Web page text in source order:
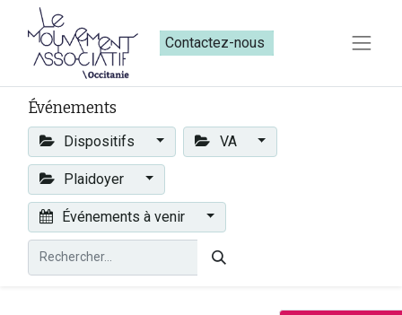
Contactez-nous​​
Événements
Dispositifs VA
Plaidoyer
Événements à venir